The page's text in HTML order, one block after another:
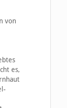
von
es,